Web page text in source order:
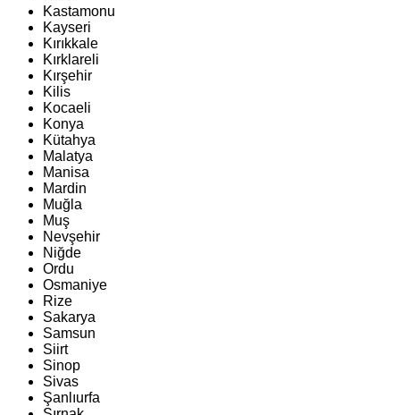
Kastamonu
Kayseri
Kırıkkale
Kırklareli
Kırşehir
Kilis
Kocaeli
Konya
Kütahya
Malatya
Manisa
Mardin
Muğla
Muş
Nevşehir
Niğde
Ordu
Osmaniye
Rize
Sakarya
Samsun
Siirt
Sinop
Sivas
Şanlıurfa